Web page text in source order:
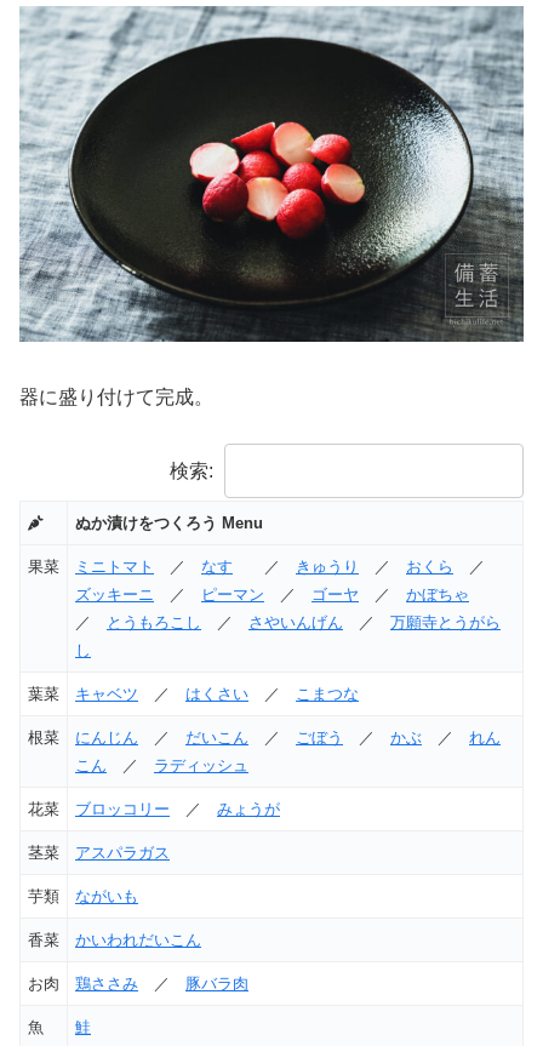
器に盛り付けて完成。
検索:
ぬか漬けをつくろう Menu
果菜 ミニトマト ／ なす ／ きゅうり ／ おくら
／
ズッキーニ ／ ピーマン ／ ゴーヤ ／ かぼちゃ
／
とうもろこし ／ さやいんげん ／ 万願寺とうがら
し
葉菜 キャベツ ／ はくさい ／ こまつな
根菜 にんじん ／ だいこん ／ ごぼう ／ かぶ ／ れん
こん ／ ラディッシュ
花菜 ブロッコリー ／ みょうが
茎菜 アスパラガス
芋類 ながいも
香菜 かいわれだいこん
お肉 鶏ささみ ／ 豚バラ肉
魚 鮭